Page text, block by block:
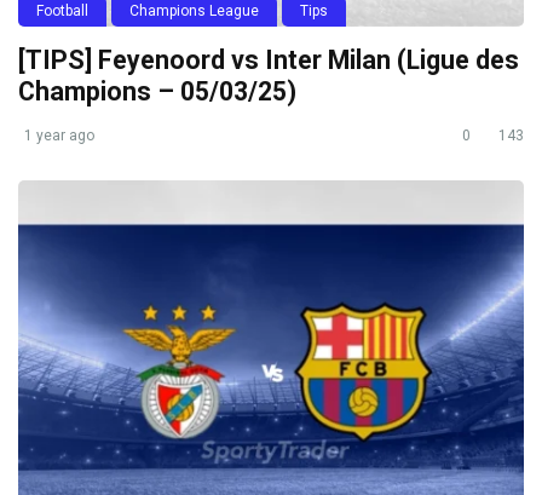
Football Champions League Tips
[TIPS] Feyenoord vs Inter Milan (Ligue des
Champions – 05/03/25)
1 year ago 0 143